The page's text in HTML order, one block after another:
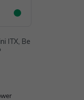
ITX, Be